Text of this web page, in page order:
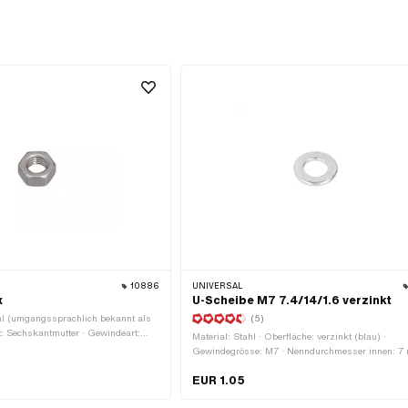
10886
(umgangssprachlich bekannt als
Sechskantmutter · Gewindeart:
· Piaggio OEM-Nr.: 020107, 1107,
UNIVERSAL
U-Scheibe M7 7.4/14/1.6 verzinkt
(5)
Material: Stahl · Oberfläche: verzinkt (blau) ·
Gewindegrösse: M7 · Nenndurchmesser innen: 7
003057, 3057, S.13842
EUR 1.05